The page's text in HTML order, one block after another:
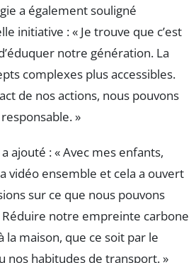
a également souligné
initiative : « Je trouve que c’est
notre génération. La
complexes plus accessibles.
de nos actions, nous pouvons
»
ajouté : « Avec mes enfants,
vidéo ensemble et cela a ouvert
sur ce que nous pouvons
notre empreinte carbone
maison, que ce soit par le
nos habitudes de transport. »